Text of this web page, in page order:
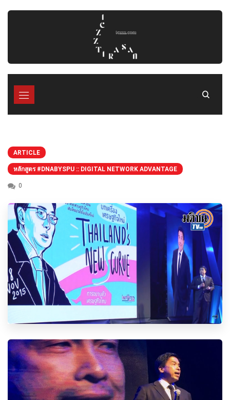
ARTICLE
หลักสูตร #DNABYSPU :: DIGITAL NETWORK ADVANTAGE
0